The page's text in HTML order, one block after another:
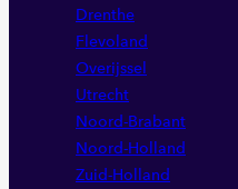
Drenthe
Flevoland
Overijssel
Utrecht
Noord-Brabant
Noord-Holland
Zuid-Holland